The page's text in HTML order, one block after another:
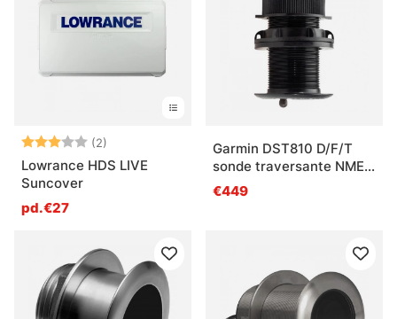
Note: (2)
Lowrance HDS LIVE
Suncover
pd.€27
Garmin DST810 D/F/T
sonde traversante NMEA
2000
€449